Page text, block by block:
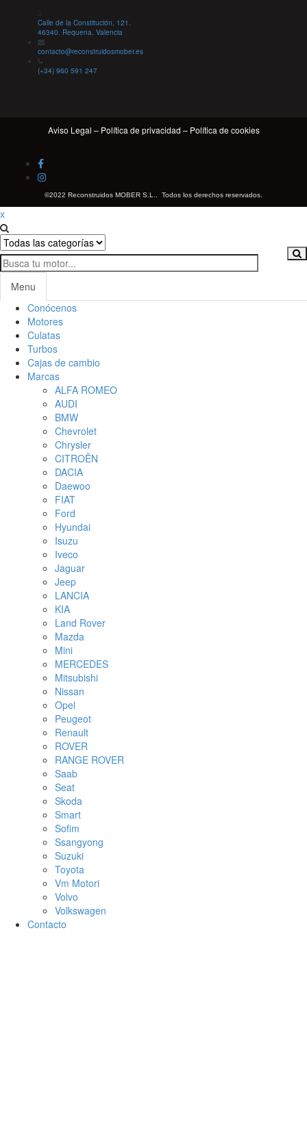
Calle de la Constitución, 121.
46340. Requena. Valencia
contacto@reconstruidosmober.es
(+34) 960 591 247
Aviso Legal –Política de privacidad – Política de cookies
©2022 Reconstruidos MOBER S.L.. Todos los derechos reservados.
x
Menu
Conócenos
Motores
Culatas
Turbos
Cajas de cambio
Marcas
ALFA ROMEO
AUDI
BMW
Chevrolet
Chrysler
CITROËN
DACIA
Daewoo
FIAT
Ford
Hyundai
Isuzu
Iveco
Jaguar
Jeep
LANCIA
KIA
Land Rover
Mazda
Mini
MERCEDES
Mitsubishi
Nissan
Opel
Peugeot
Renault
ROVER
RANGE ROVER
Saab
Seat
Skoda
Smart
Sofim
Ssangyong
Suzuki
Toyota
Vm Motori
Volvo
Volkswagen
Contacto